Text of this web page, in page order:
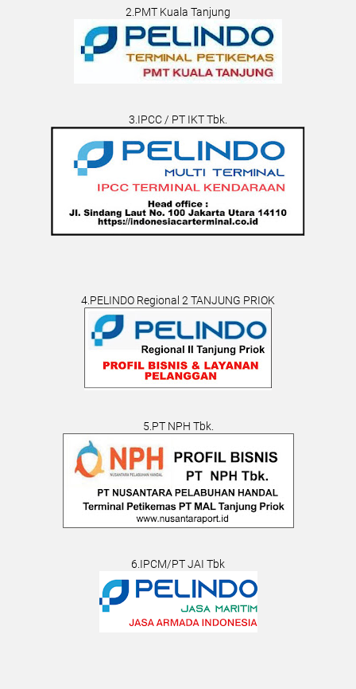
2.PMT Kuala Tanjung
3.IPCC / PT IKT Tbk.
4.PELINDO Regional 2 TANJUNG PRIOK
5.PT NPH Tbk.
6.IPCM/PT JAI Tbk